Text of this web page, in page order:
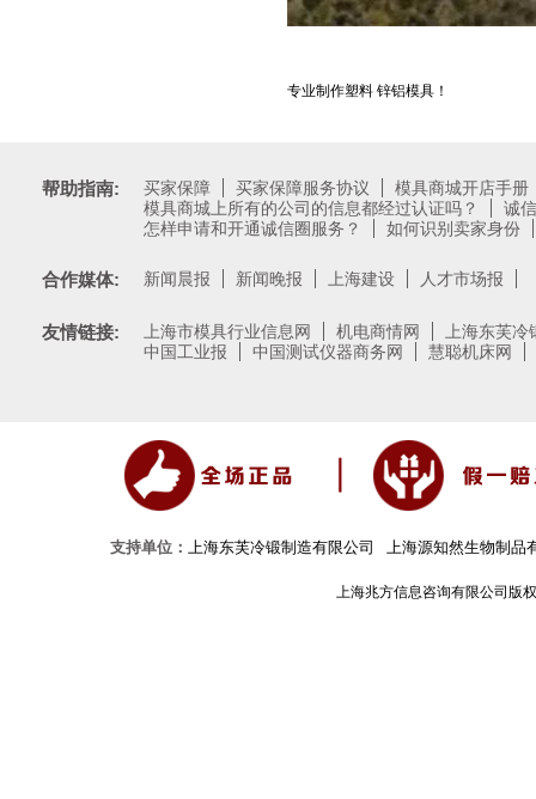
专业制作塑料 锌铝模具！
帮助指南: 买家保障 买家保障服务协议
模具商城开店手册
模具商城上所有的公司的信息都经过认证吗？
诚
怎样申请和开通诚信圈服务？
如何识别卖家身份
合作媒体: 新闻晨报 新闻晚报 上海建设 人才市场报
友情链接: 上海市模具行业信息网 机电商情网
上海东芙
中国工业报
中国测试仪器商务网 慧聪机床网
支持单位： 上海东芙冷锻制造有限公司 上海源知然生物制品
上海兆方信息咨询有限公司